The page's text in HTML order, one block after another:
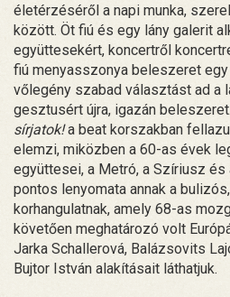
életérzéséről a napi munka,
között. Öt fiú és egy lány galerit
együttesekért, koncertről
fiú menyasszonya beleszeret
vőlegény szabad választást ad a
gesztusért újra, igazán
sírjatok!a beat korszakban
elemzi, miközben a 60-as évek
együttesei, a Metró, a Szíriusz és
pontos lenyomata annak a
korhangulatnak, amely 68-as
követően meghatározó volt
Jarka Schallerová, Balázsovits
Bujtor István alakításait láthatjuk.